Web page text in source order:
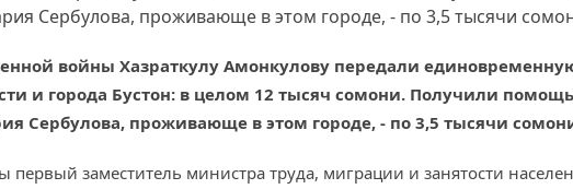
Сербулова, проживающе в этом городе, - по 3,5 тысячи
войны Хазраткулу Амонкулову передали
и города Бустон: в целом 12 тысяч сомони. Получили
Сербулова, проживающе в этом городе, - по 3,5 тысячи
заместитель министра труда, миграции и занятости